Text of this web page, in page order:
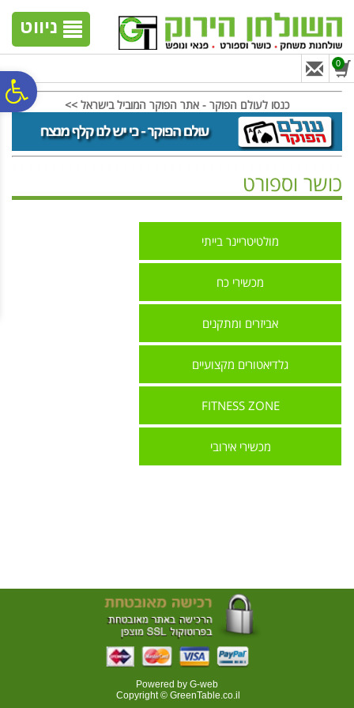
נגישות
אתר
המרכזי
ניווט
0
כנסו לעולם הפוקר - אתר הפוקר המוביל בישראל >>
כושר וספורט
מולטיטריינר בייתי
מכשירי כח
אביזרים ומתקנים
גלדיאטורים מקצועיים
FITNESS ZONE
מכשירי אירובי
Powered by G-web
Copyright © GreenTable.co.il